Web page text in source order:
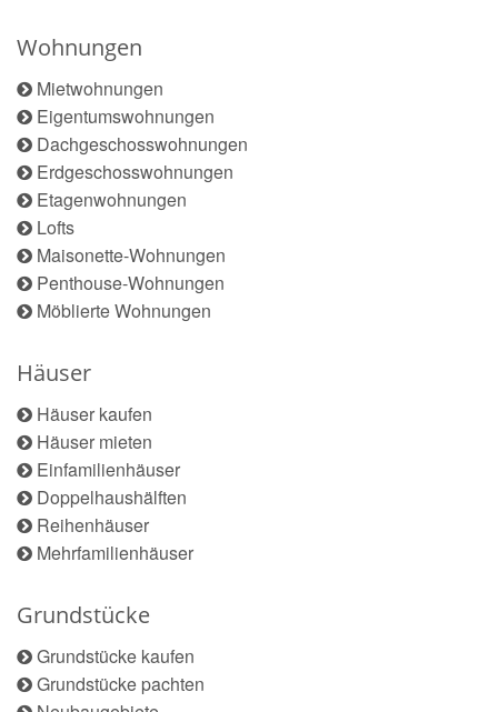
Wohnungen
Mietwohnungen
Eigentumswohnungen
Dachgeschosswohnungen
Erdgeschosswohnungen
Etagenwohnungen
Lofts
Maisonette-Wohnungen
Penthouse-Wohnungen
Möblierte Wohnungen
Häuser
Häuser kaufen
Häuser mieten
Einfamilienhäuser
Doppelhaushälften
Reihenhäuser
Mehrfamilienhäuser
Grundstücke
Grundstücke kaufen
Grundstücke pachten